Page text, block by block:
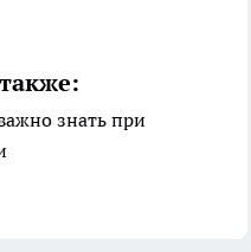
знать при